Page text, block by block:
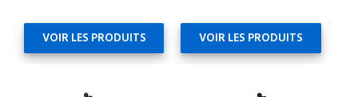
VOIR LES PRODUITS VOIR LES PRODUITS